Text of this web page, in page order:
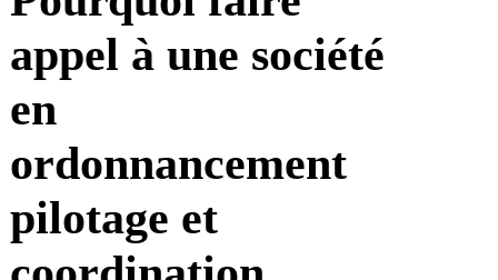
appel à une société
en
ordonnancement
pilotage et